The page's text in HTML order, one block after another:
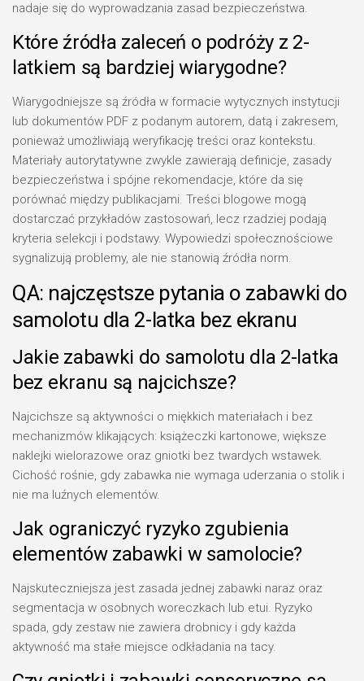
nadaje się do wyprowadzania zasad bezpieczeństwa.
Które źródła zaleceń o podróży z 2-
latkiem są bardziej wiarygodne?
Wiarygodniejsze są źródła w formacie wytycznych instytucji
lub dokumentów PDF z podanym autorem, datą i zakresem,
ponieważ umożliwiają weryfikację treści oraz kontekstu.
Materiały autorytatywne zwykle zawierają definicje, zasady
bezpieczeństwa i spójne rekomendacje, które da się
porównać między publikacjami. Treści blogowe mogą
dostarczać przykładów zastosowań, lecz rzadziej podają
kryteria selekcji i podstawy. Wypowiedzi społecznościowe
sygnalizują problemy, ale nie stanowią źródła norm.
QA: najczęstsze pytania o zabawki do
samolotu dla 2-latka bez ekranu
Jakie zabawki do samolotu dla 2-latka
bez ekranu są najcichsze?
Najcichsze są aktywności o miękkich materiałach i bez
mechanizmów klikających: książeczki kartonowe, większe
naklejki wielorazowe oraz gniotki bez twardych wstawek.
Cichość rośnie, gdy zabawka nie wymaga uderzania o stolik i
nie ma luźnych elementów.
Jak ograniczyć ryzyko zgubienia
elementów zabawki w samolocie?
Najskuteczniejsza jest zasada jednej zabawki naraz oraz
segmentacja w osobnych woreczkach lub etui. Ryzyko
spada, gdy zestaw nie zawiera drobnicy i gdy każda
aktywność ma stałe miejsce odkładania na tacy.